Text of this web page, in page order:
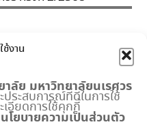
งาน
าลัย มหาวิทยาลัยนเรศวร
ระสบการณ์ที่ดีในการใช้
เอียดการใช้คุกกี้
นโยบายความเป็นส่วนตัว